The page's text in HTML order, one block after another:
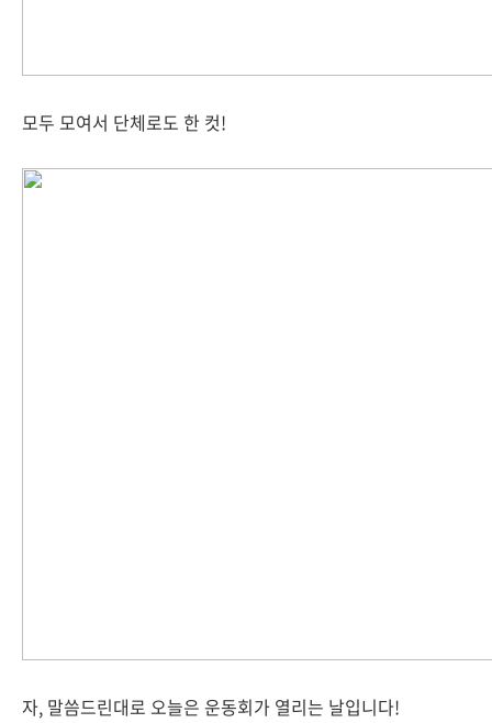
모두 모여서 단체로도 한 컷!
자, 말씀드린대로 오늘은 운동회가 열리는 날입니다!